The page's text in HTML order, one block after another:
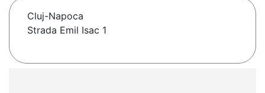
Cluj-Napoca
Strada Emil Isac 1